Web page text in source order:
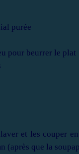
purée
pour beurrer le plat
et les couper
(après que la